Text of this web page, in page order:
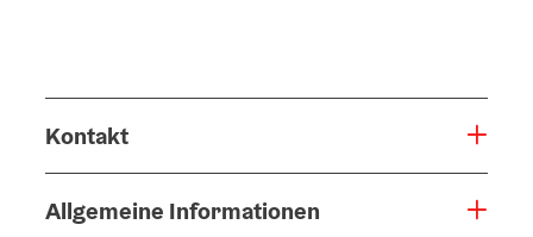
Kontakt
Allgemeine Informationen